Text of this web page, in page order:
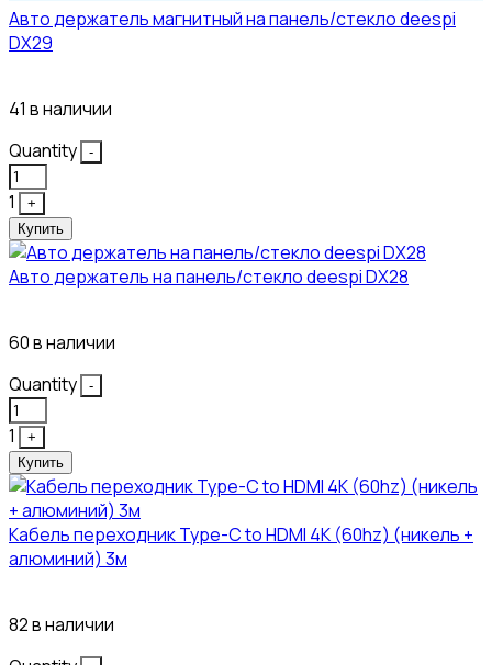
Авто держатель магнитный на панель/стекло deespi
DX29
41 в наличии
Quantity
-
1
+
Купить
Авто держатель на панель/стекло deespi DX28
60 в наличии
Quantity
-
1
+
Купить
Кабель переходник Type-C to HDMI 4K (60hz) (никель +
алюминий) 3м
82 в наличии